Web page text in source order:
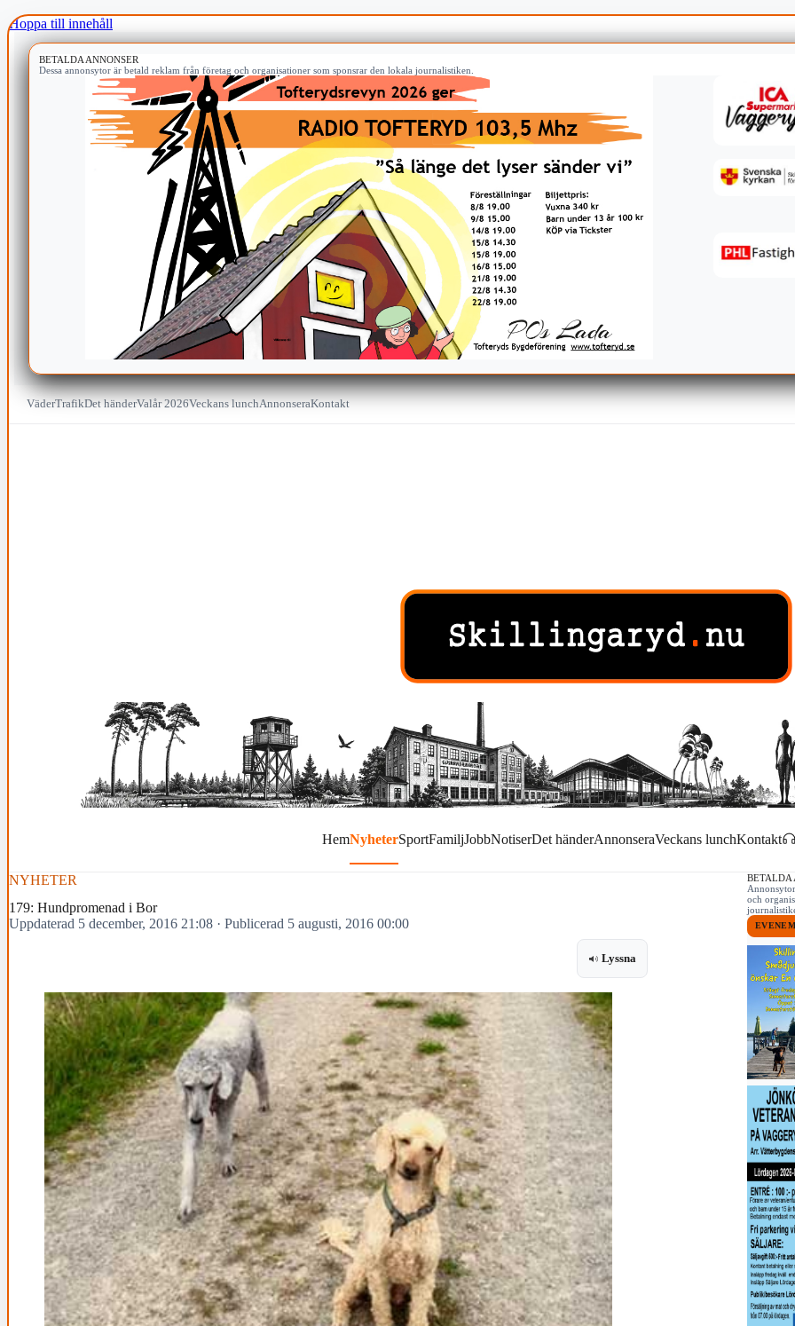
Hoppa till innehåll
BETALDA ANNONSER
Dessa annonsytor är betald reklam från företag och organisationer som sponsrar den lokala journalistiken.
VäderTrafikDet händerValår 2026Veckans lunchAnnonseraKontakt
HemNyheterSportFamiljJobbNotiserDet händerAnnonseraVeckans lunchKontakt
NYHETER
179: Hundpromenad i Bor
Uppdaterad 5 december, 2016 21:08 · Publicerad 5 augusti, 2016 00:00
Lyssna
BETALDA
och